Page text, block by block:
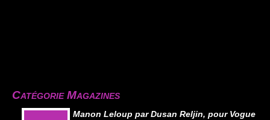
Catégorie Magazines
Manon Leloup par Dusan Reljin, pour Vogue